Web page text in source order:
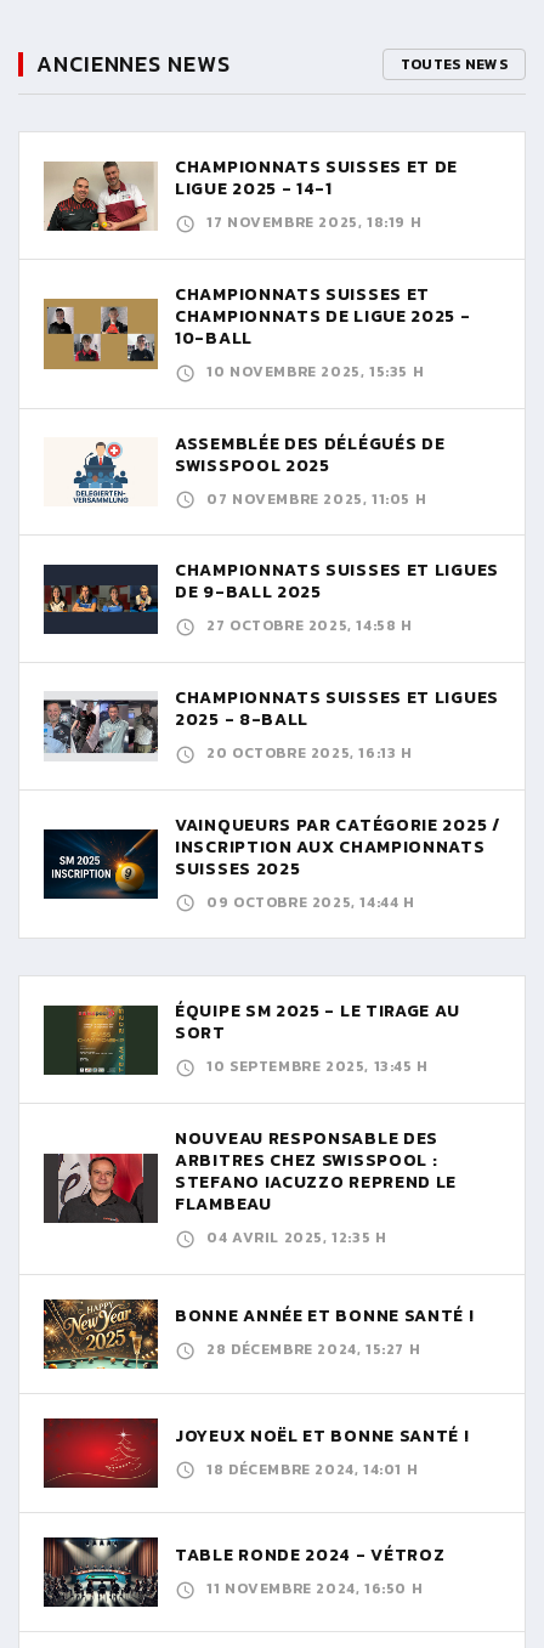
ANCIENNES NEWS TOUTES NEWS
CHAMPIONNATS SUISSES ET DE
LIGUE 2025 - 14-1
17 NOVEMBRE 2025, 18:19 H
CHAMPIONNATS SUISSES ET
CHAMPIONNATS DE LIGUE 2025 -
10-BALL
10 NOVEMBRE 2025, 15:35 H
ASSEMBLÉE DES DÉLÉGUÉS DE
SWISSPOOL 2025
07 NOVEMBRE 2025, 11:05 H
CHAMPIONNATS SUISSES ET LIGUES
DE 9-BALL 2025
27 OCTOBRE 2025, 14:58 H
CHAMPIONNATS SUISSES ET LIGUES
2025 - 8-BALL
20 OCTOBRE 2025, 16:13 H
VAINQUEURS PAR CATÉGORIE 2025 /
INSCRIPTION AUX CHAMPIONNATS
SUISSES 2025
09 OCTOBRE 2025, 14:44 H
ÉQUIPE SM 2025 - LE TIRAGE AU
SORT
10 SEPTEMBRE 2025, 13:45 H
NOUVEAU RESPONSABLE DES
ARBITRES CHEZ SWISSPOOL :
STEFANO IACUZZO REPREND LE
FLAMBEAU
04 AVRIL 2025, 12:35 H
BONNE ANNÉE ET BONNE SANTÉ !
28 DÉCEMBRE 2024, 15:27 H
JOYEUX NOËL ET BONNE SANTÉ !
18 DÉCEMBRE 2024, 14:01 H
TABLE RONDE 2024 - VÉTROZ
11 NOVEMBRE 2024, 16:50 H